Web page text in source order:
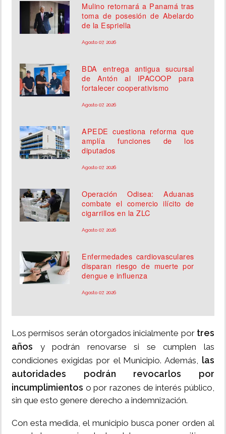
Mulino retornará a Panamá tras
toma de posesión de Abelardo
de la Espriella
Agosto 07, 2026
BDA entrega antigua sucursal
de Antón al IPACOOP para
fortalecer cooperativismo
Agosto 07, 2026
APEDE cuestiona reforma que
amplía funciones de los
diputados
Agosto 07, 2026
Operación Odisea: Aduanas
combate el comercio ilícito de
cigarrillos en la ZLC
Agosto 07, 2026
Enfermedades cardiovasculares
disparan riesgo de muerte por
dengue e influenza
Agosto 07, 2026
Los permisos serán otorgados inicialmente por tres
años y podrán renovarse si se cumplen las
condiciones exigidas por el Municipio. Además, las
autoridades podrán revocarlos por
incumplimientos o por razones de interés público,
sin que esto genere derecho a indemnización.
Con esta medida, el municipio busca poner orden al